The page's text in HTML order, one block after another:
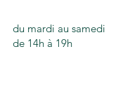
du mardi au samedi
de 14h à 19h